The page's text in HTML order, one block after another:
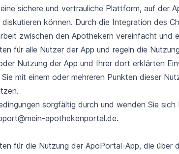
sichere und vertrauliche Plattform, auf der
können. Durch die Integration des
zwischen den Apothekern vereinfacht und
für alle Nutzer der App und regeln die
Nutzung der App und Ihrer dort erklärten
mit einem oder mehreren Punkten dieser
sorgfältig durch und wenden Sie
apothekenportal.de.
für die Nutzung der ApoPortal-App, die über